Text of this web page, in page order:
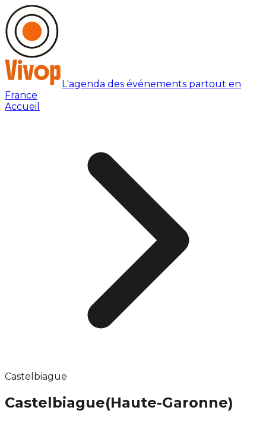
L'agenda des événements partout en
France
Accueil
Castelbiague
Castelbiague(Haute-Garonne)